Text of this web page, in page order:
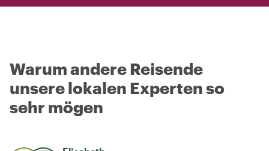
Warum andere Reisende
unsere lokalen Experten so
sehr mögen